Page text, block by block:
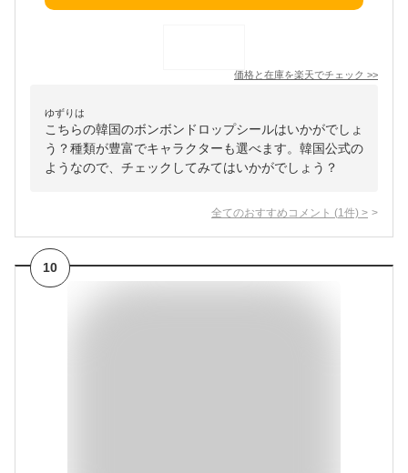
価格と在庫を楽天でチェック >>
ゆずりは
こちらの韓国のボンボンドロップシールはいかがでしょ
う？種類が豊富でキャラクターも選べます。韓国公式の
ようなので、チェックしてみてはいかがでしょう？
全てのおすすめコメント (1 件) >
10